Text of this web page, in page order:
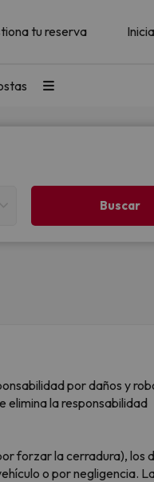
tu reserva
por daños y
elimina la responsabilidad
forzar la cerradura), los
o por negligencia.